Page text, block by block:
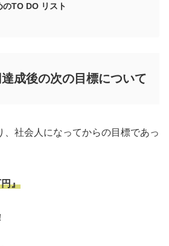
のTO DO リスト
成後の次の目標について
、社会人になってからの目標であっ
』